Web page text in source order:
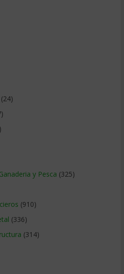
(24)
y Pesca (325)
(910)
(336)
(314)